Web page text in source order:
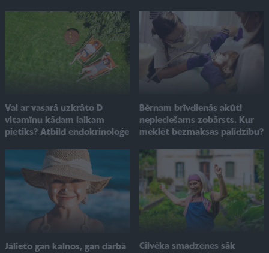
Vai ar vasarā uzkrāto D
vitamīnu kādam laikam
pietiks? Atbild endokrinoloģe
Bērnam brīvdienās akūti
nepieciešams zobārsts. Kur
meklēt bezmaksas palīdzību?
Jālieto gan kalnos, gan darbā
Cilvēka smadzenes sāk